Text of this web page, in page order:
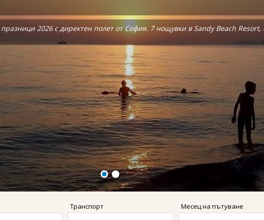
Бохол, Ел Нидо и Боракай.
2026 с директен полет от София. 7 нощувки в Sandy Beach
Бохол, Ел Нидо и Боракай.
2026 с директен полет от София. 7 нощувки в Sandy Beach
Транспорт Месец на пътуване